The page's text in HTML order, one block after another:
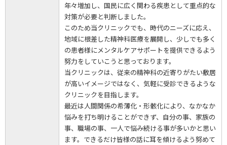
年々増加し、国民に広く関わる疾患として重点的な
対策が必要と判断しました。
このため当クリニックでも、時代のニーズに応え、
地域に根差した精神科医療を展開し、少しでも多く
の患者様にメンタルケアサポートを提供できるよう
努力をしていこうと思っております。
当クリニックは、従来の精神科の近寄りがたい敷居
が高いイメージではなく、気軽に受診できるような
クリニックを目指します。
最近は人間関係の希薄化・形骸化により、なかなか
悩みを打ち明けることができず、自分の事、家族の
事、職場の事、一人で悩み続ける事が多いかと思い
ます。できるだけ皆様の話に耳を傾けるよう努めて